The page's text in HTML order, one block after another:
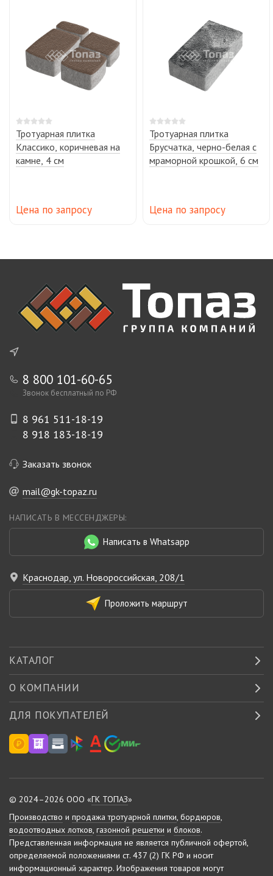
Тротуарная плитка
Классико, коричневая на
камне, 4 см
Цена по запросу
Тротуарная плитка
Брусчатка, черно-белая с
мраморной крошкой, 6 см
Цена по запросу
8 800 101-60-65
Звонок бесплатный по РФ
8 961 511-18-19
8 918 183-18-19
Заказать звонок
mail@gk-topaz.ru
НАПИСАТЬ В МЕССЕНДЖЕРЫ:
Написать в Whatsapp
Краснодар, ул. Новороссийская, 208/1
Проложить маршрут
КАТАЛОГ
О КОМПАНИИ
ДЛЯ ПОКУПАТЕЛЕЙ
© 2024–2026 ООО «ГК ТОПАЗ»
Производство и продажа тротуарной плитки, бордюров,
водоотводных лотков, газонной решетки и блоков.
Представленная информация не является публичной офертой,
определяемой положениями ст. 437 (2) ГК РФ и носит
информационный характер. Изображения товаров могут